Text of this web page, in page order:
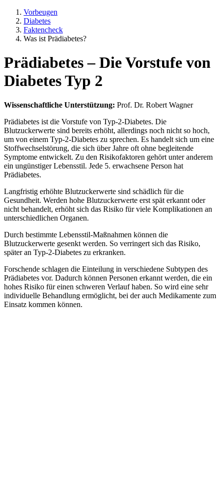
Vorbeugen
Diabetes
Faktencheck
Was ist Prädiabetes?
Prädiabetes – Die Vorstufe von
Diabetes Typ 2
Wissenschaftliche Unterstützung: Prof. Dr. Robert Wagner
Prädiabetes ist die Vorstufe von Typ-2-Diabetes. Die
Blutzuckerwerte sind bereits erhöht, allerdings noch nicht so hoch,
um von einem Typ-2-Diabetes zu sprechen. Es handelt sich um eine
Stoffwechselstörung, die sich über Jahre oft ohne begleitende
Symptome entwickelt. Zu den Risikofaktoren gehört unter anderem
ein ungünstiger Lebensstil. Jede 5. erwachsene Person hat
Prädiabetes.
Langfristig erhöhte Blutzuckerwerte sind schädlich für die
Gesundheit. Werden hohe Blutzuckerwerte erst spät erkannt oder
nicht behandelt, erhöht sich das Risiko für viele Komplikationen an
unterschiedlichen Organen.
Durch bestimmte Lebensstil-Maßnahmen können die
Blutzuckerwerte gesenkt werden. So verringert sich das Risiko,
später an Typ-2-Diabetes zu erkranken.
Forschende schlagen die Einteilung in verschiedene Subtypen des
Prädiabetes vor. Dadurch können Personen erkannt werden, die ein
hohes Risiko für einen schweren Verlauf haben. So wird eine sehr
individuelle Behandlung ermöglicht, bei der auch Medikamente zum
Einsatz kommen können.